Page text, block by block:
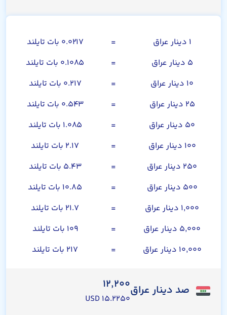
۱ دینار عراق =
۰.۰۲۱۷ بات تایلند
۵ دینار عراق
=
۰.۱۰۸۵ بات تایلند
۱۰ دینار عراق
=
۰.۲۱۷ بات تایلند
۲۵ دینار عراق
=
۰.۵۴۳ بات تایلند
۵۰ دینار عراق
=
۱.۰۸۵ بات تایلند
۱۰۰ دینار عراق
=
۲.۱۷ بات تایلند
۲۵۰ دینار عراق
=
۵.۴۳ بات تایلند
۵۰۰ دینار عراق
=
۱۰.۸۵ بات تایلند
۱,۰۰۰ دینار عراق
=
۲۱.۷ بات تایلند
۵,۰۰۰ دینار عراق
=
۱۰۹ بات تایلند
۱۰,۰۰۰ دینار عراق
= ۲۱۷ بات تایلند
صد دینار عراق۱۲,۲۰۰
۱۵.۲۲۵۰ USD